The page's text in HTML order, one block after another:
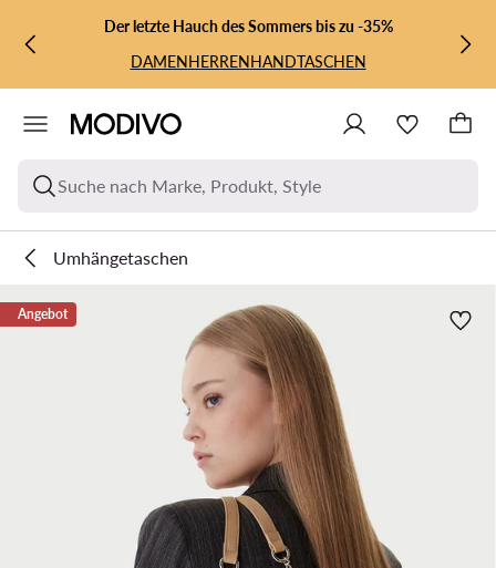
ZUM HAUPTINHALT SPRINGEN
ZUR SUCHEDer letzte Hauch des Sommers bis zu -35%
DAMENHERRENHANDTASCHEN
Suche nach Marke, Produkt, Style
Umhängetaschen
Angebot